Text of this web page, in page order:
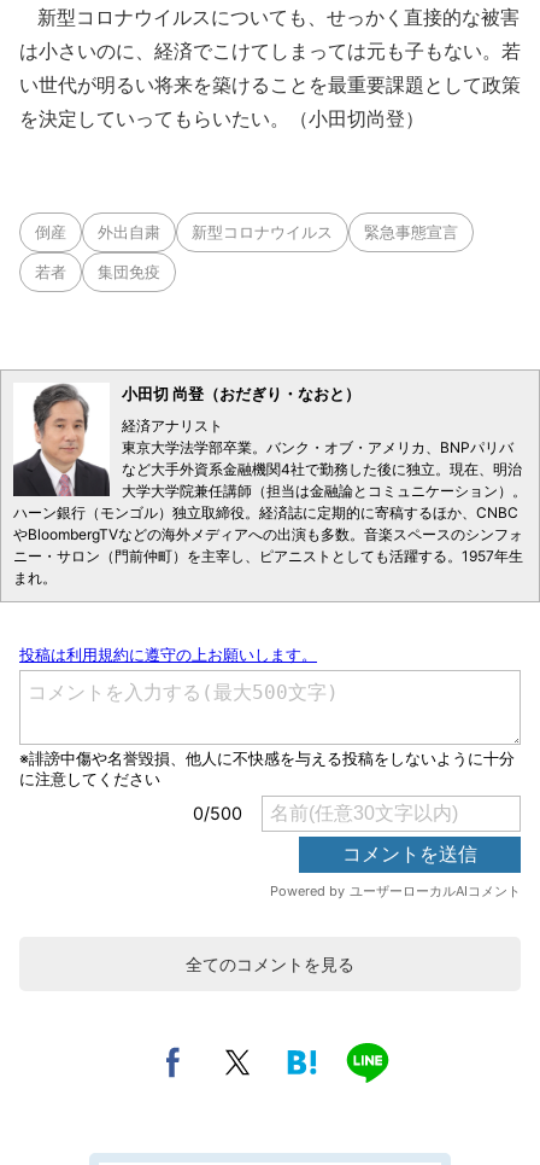
新型コロナウイルスについても、せっかく直接的な被害
は小さいのに、経済でこけてしまっては元も子もない。若
い世代が明るい将来を築けることを最重要課題として政策
を決定していってもらいたい。（小田切尚登）
倒産 外出自粛 新型コロナウイルス 緊急事態宣言
若者 集団免疫
小田切 尚登（おだぎり・なおと）
経済アナリスト
東京大学法学部卒業。バンク・オブ・アメリカ、BNPパリバ
など大手外資系金融機関4社で勤務した後に独立。現在、明治
大学大学院兼任講師（担当は金融論とコミュニケーション）。
ハーン銀行（モンゴル）独立取締役。経済誌に定期的に寄稿するほか、CNBC
やBloombergTVなどの海外メディアへの出演も多数。音楽スペースのシンフォ
ニー・サロン（門前仲町）を主宰し、ピアニストとしても活躍する。1957年生
まれ。
全てのコメントを見る